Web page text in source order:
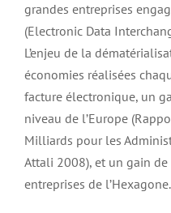
grandes entreprises
(Electronic Data
L’enjeu de la
économies réalisées
facture électronique, un
niveau de l’Europe
Milliards pour les
Attali 2008), et un gain
entreprises de l’Hexagone.